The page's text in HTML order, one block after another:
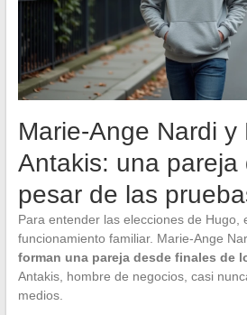
Marie-Ange Nardi y
Antakis: una pareja
pesar de las
Para entender las elecciones de Hugo,
funcionamiento familiar. Marie-Ange
forman una pareja desde finales de
Antakis, hombre de negocios, casi
medios.